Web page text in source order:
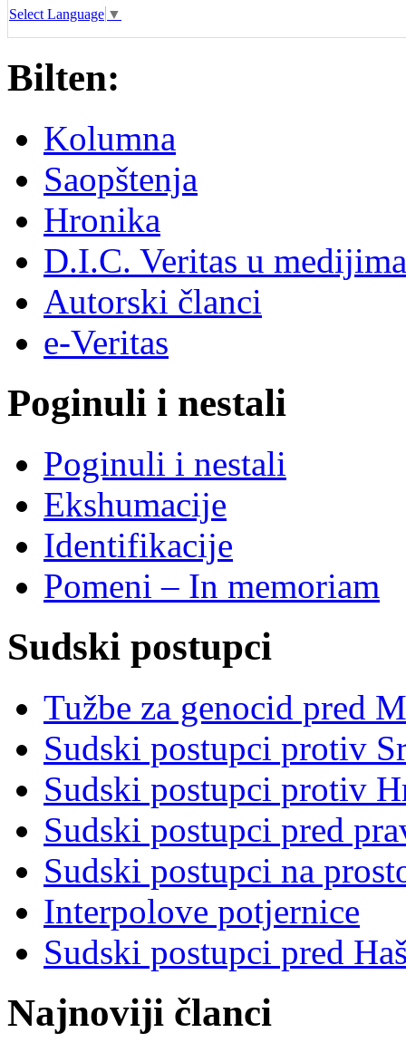
Select Language ▼
Bilten:
Kolumna
Saopštenja
Hronika
D.I.C. Veritas u medijima
Autorski članci
e-Veritas
Poginuli i nestali
Poginuli i nestali
Ekshumacije
Identifikacije
Pomeni – In memoriam
Sudski postupci
Tužbe za genocid pred
Sudski postupci protiv
Sudski postupci protiv
Sudski postupci pred
Sudski postupci na
Interpolove potjernice
Sudski postupci pred
Najnoviji članci